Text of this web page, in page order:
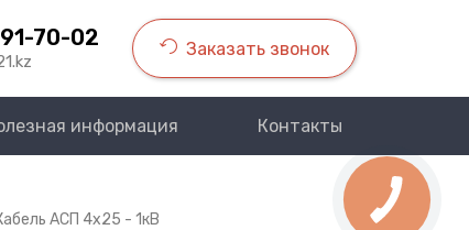
70-02 Заказать звонок
информация Контакты
АСП 4х25 - 1кВ